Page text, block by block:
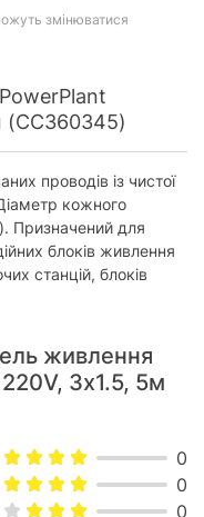
змінюватися
(CC360345)
проводів із чистої
кожного
Призначений для
блоків живлення
станцій, блоків
живлення
3x1.5, 5м
0
0
0